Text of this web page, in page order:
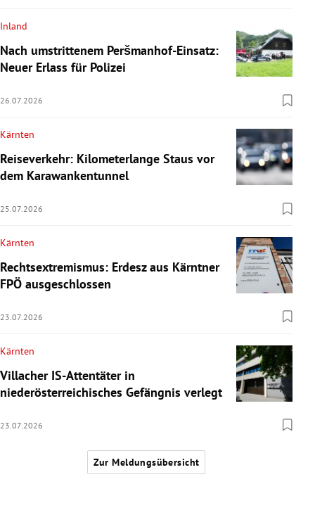
Inland
Nach umstrittenem Peršmanhof-Einsatz:
Neuer Erlass für Polizei
26.07.2026
Kärnten
Reiseverkehr: Kilometerlange Staus vor
dem Karawankentunnel
25.07.2026
Kärnten
Rechtsextremismus: Erdesz aus Kärntner
FPÖ ausgeschlossen
23.07.2026
Kärnten
Villacher IS-Attentäter in
niederösterreichisches Gefängnis verlegt
23.07.2026
Zur Meldungsübersicht